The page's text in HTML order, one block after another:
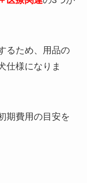
るため、用品の
仕様になりま
期費用の目安を